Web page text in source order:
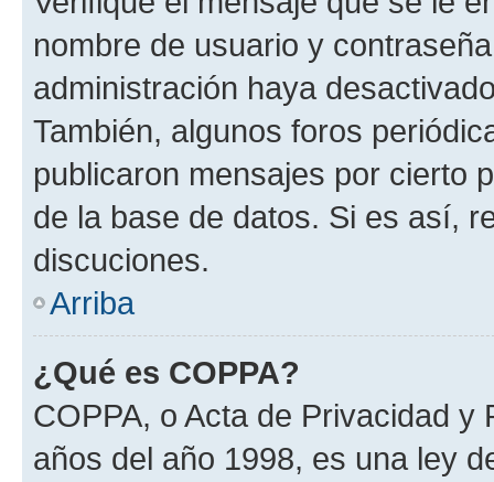
nombre de usuario y
administración haya
También, algunos foros
publicaron mensajes por cierto
de la base de datos. Si es así,
discuciones.
Arriba
¿Qué es COPPA?
COPPA, o Acta de Privacidad
años del año 1998, es una ley